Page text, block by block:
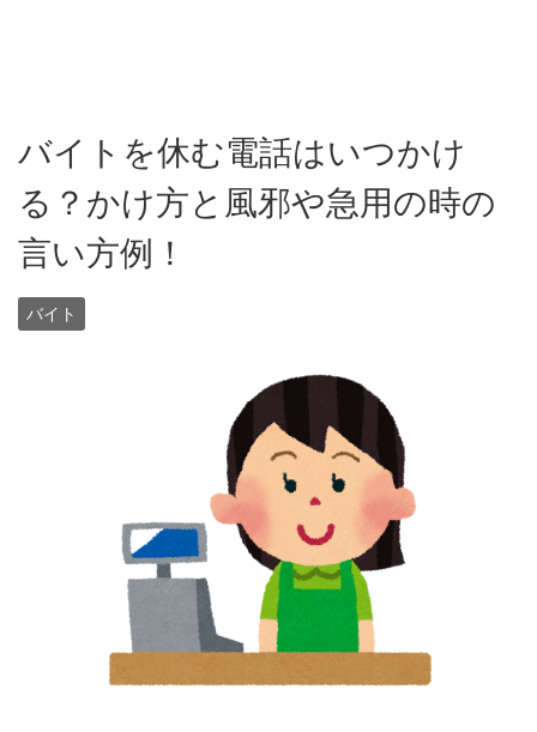
バイトを休む電話はいつかけ
る？かけ方と風邪や急用の時の
言い方例！
バイト